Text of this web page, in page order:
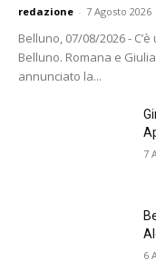
redazione - 7 Agosto 2026
Belluno, 07/08/2026 -
Belluno. Romana e
annunciato la...
7
6